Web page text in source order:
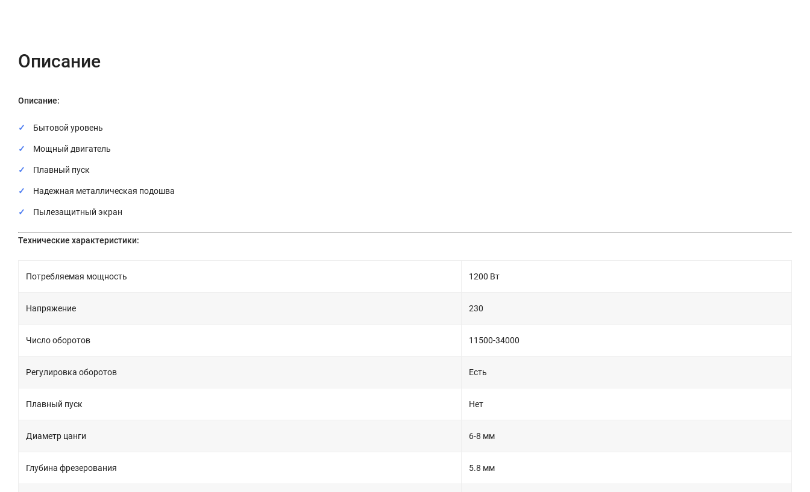
Описание
Описание:
Бытовой уровень
Мощный двигатель
Плавный пуск
Надежная металлическая подошва
Пылезащитный экран
Технические характеристики:
Потребляемая мощность 1200 Вт
Напряжение 230
Число оборотов 11500-34000
Регулировка оборотов Есть
Плавный пуск Нет
Диаметр цанги 6-8 мм
Глубина фрезерования 5.8 мм